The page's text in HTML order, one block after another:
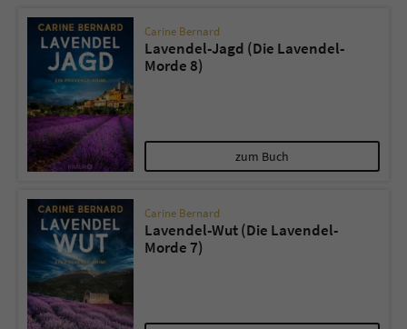
Carine Bernard
Lavendel-Jagd (Die Lavendel-
Morde 8)
zum Buch
Carine Bernard
Lavendel-Wut (Die Lavendel-
Morde 7)